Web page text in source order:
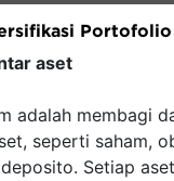
Portofolio
aset
adalah membagi
seperti saham,
Setiap